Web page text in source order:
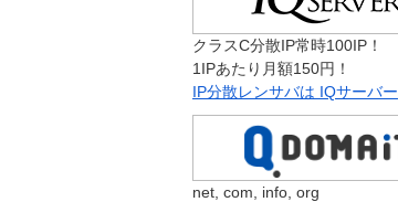
クラスC分散IP常時100IP！
1IPあたり月額150円！
IP分散レンサバは IQサーバー
net, com, info, org